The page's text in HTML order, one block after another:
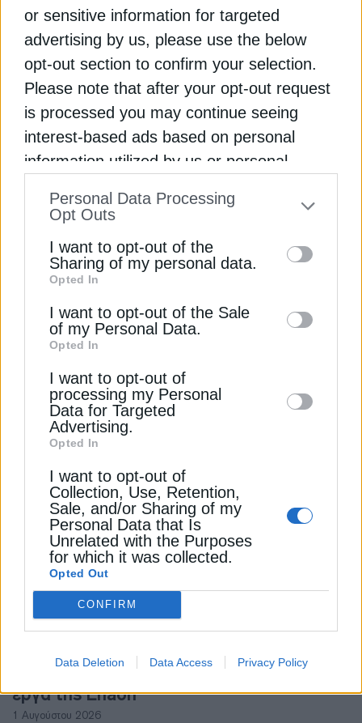
or sensitive information for targeted
advertising by us, please use the below
opt-out section to confirm your selection.
Please note that after your opt-out request
is processed you may continue seeing
interest-based ads based on personal
information utilized by us or personal
to your opt-out. You may separately opt-out
information by third parties on the IAB’s list
of downstream participants. This
information may also be disclosed by us to
third parties on theIAB’s List of
Downstream Participants
disclose it to other third parties.
Personal Data Processing
Opt Outs
I want to opt-out of the
Sharing of my personal data.
Opted In
I want to opt-out of the Sale
of my Personal Data.
Opted In
I want to opt-out of
processing my Personal
Data for Targeted
Advertising.
Opted In
I want to opt-out of
Collection, Use, Retention,
Sale, and/or Sharing of my
Personal Data that Is
Unrelated with the Purposes
for which it was collected.
Opted Out
CONFIRM
Data Deletion Data Access Privacy Policy
ΕΠΙΧΕΙΡΗΣΕΙΣ
ΕΥΑΘ: 50.000 υδρόμετρα για μείωση του
υδάτινου αποτυπώματος
Helleniq Energy: Καθαρό μέρισμα 0,57
ευρώ ανά μετοχή
28 Ιουνίου 2024
ΦΥΣΙΚΟ ΑΕΡΙΟ
Φυσικό αέριο: Ο χάρτης των νέων
συνδέσεων ανά περιφέρεια & τα επόμενα
έργα της Enaon
1 Αυγούστου 2026